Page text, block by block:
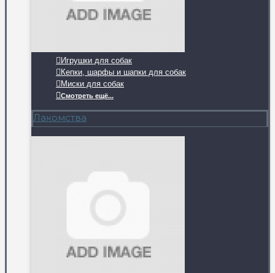
Игрушки для собак
Кепки, шарфы и шапки для собак
Миски для собак
Смотреть ещё...
Лакомства